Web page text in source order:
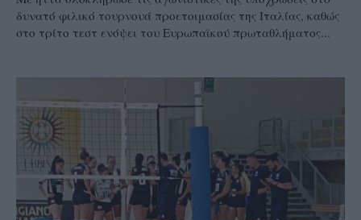
δυνατό φιλικό τουρνουά προετοιμασίας της Ιταλίας, καθώς
στο τρίτο τεστ ενόψει του Ευρωπαϊκού πρωταθλήματος...